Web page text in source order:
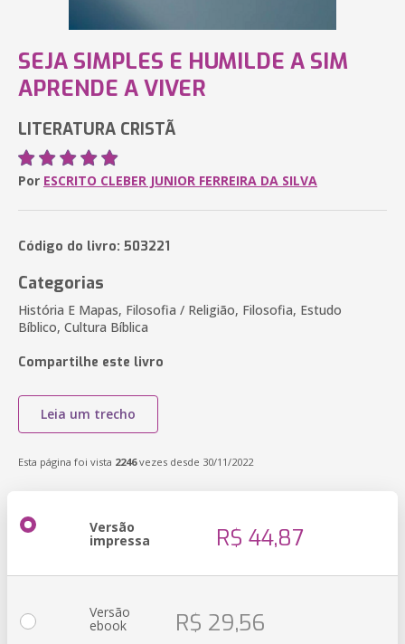
SEJA SIMPLES E HUMILDE A SIM
APRENDE A VIVER
LITERATURA CRISTÃ
Por ESCRITO CLEBER JUNIOR FERREIRA DA SILVA
Código do livro: 503221
Categorias
História E Mapas, Filosofia / Religião, Filosofia, Estudo
Bíblico, Cultura Bíblica
Compartilhe este livro
Leia um trecho
Esta página foi vista 2246vezes desde 30/11/2022
Versão
impressa R$ 44,87
Versão
ebook R$ 29,56